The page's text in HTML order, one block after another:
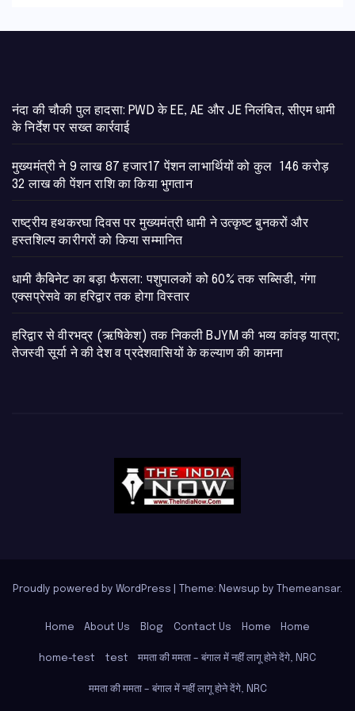
नंदा की चौकी पुल हादसा: PWD के EE, AE और JE निलंबित, सीएम धामी
के निर्देश पर सख्त कार्रवाई
मुख्यमंत्री ने 9 लाख 87 हजार17 पेंशन लाभार्थियों को कुल 146 करोड़
32 लाख की पेंशन राशि का किया भुगतान
राष्ट्रीय हथकरघा दिवस पर मुख्यमंत्री धामी ने उत्कृष्ट बुनकरों और
हस्तशिल्प कारीगरों को किया सम्मानित
​धामी कैबिनेट का बड़ा फैसला: पशुपालकों को 60% तक सब्सिडी, गंगा
एक्सप्रेसवे का हरिद्वार तक होगा विस्तार
​हरिद्वार से वीरभद्र (ऋषिकेश) तक निकली BJYM की भव्य कांवड़ यात्रा;
तेजस्वी सूर्या ने की देश व प्रदेशवासियों के कल्याण की कामना
Proudly powered by WordPress Theme: Newsup by Themeansar.
Home About Us Blog Contact Us Home Home
home-test test ममता की ममता – बंगाल में नहीं लागू होने देंगे, NRC
ममता की ममता – बंगाल में नहीं लागू होने देंगे, NRC